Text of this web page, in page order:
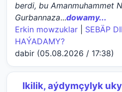
berdi, bu Amanmuhammet
Gurbannaza...dowamy...
Erkin mowzuklar
SEBÄP
HАÝADАMY?
dabir (05.08.2026 / 17:38)
Ikilik, aýdymçylyk